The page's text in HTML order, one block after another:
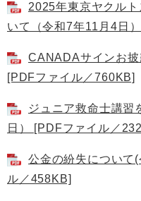
2025年東京ヤクル
いて（令和7年11月4日
CANADAサインお披
[PDFファイル／760KB]
ジュニア救命士講習
日） [PDFファイル／
公金の紛失について
ル／458KB]